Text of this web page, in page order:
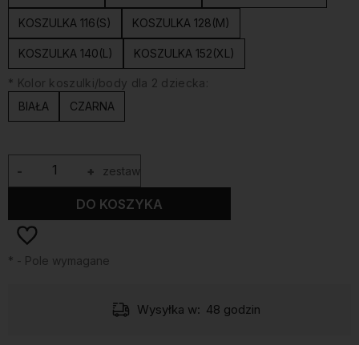
KOSZULKA 116(S) KOSZULKA 128(M)
KOSZULKA 140(L) KOSZULKA 152(XL)
* Kolor koszulki/body dla 2 dziecka:
BIAŁA
CZARNA
+
- zestaw
DO KOSZYKA
* - Pole wymagane
Wysyłka w: 48 godzin